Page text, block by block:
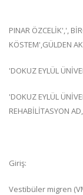
PINAR ÖZCELİK',',
KÖSTEM',GÜLDEN
'DOKUZ EYLÜL
'DOKUZ EYLÜL
REHABİLİTASYON AD,
Giriş:
Vestibüler migren